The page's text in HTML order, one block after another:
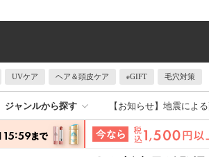
UVケア ヘア＆頭皮ケア eGIFT 毛穴対策
ジャンルから探す 【お知らせ】 地震によ